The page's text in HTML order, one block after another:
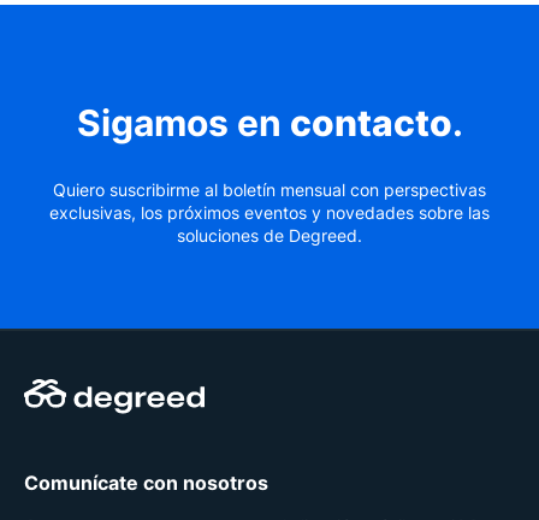
Sigamos en contacto.
Quiero suscribirme al boletín mensual con perspectivas
exclusivas, los próximos eventos y novedades sobre las
soluciones de Degreed.
Comunícate con nosotros